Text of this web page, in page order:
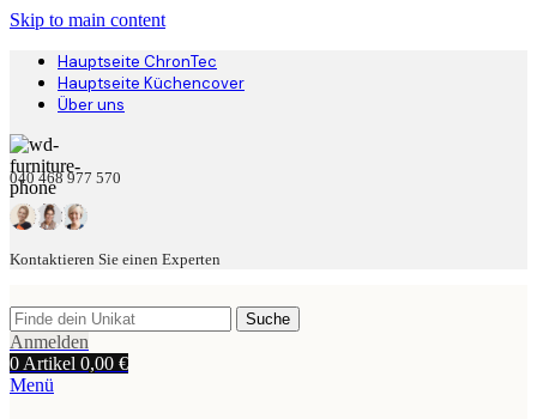
Skip to main content
Hauptseite ChronTec
Hauptseite Küchencover
Über uns
040 468 977 570
Kontaktieren Sie einen Experten
Suche
Anmelden
0 Artikel 0,00 €
Menü